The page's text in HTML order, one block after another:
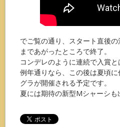
でご覧の通り、スタート直後
まであがったところで終了。
コンデレのように連続で入賞と
例年通りなら、この後は夏頃
グラが開催される予定です。
夏には期待の新型Mシャーシ